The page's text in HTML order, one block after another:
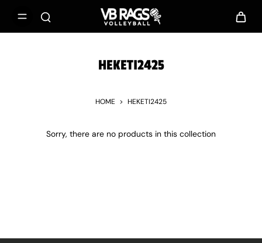
HEKETI2425
HOME > HEKETI2425
Sorry, there are no products in this collection